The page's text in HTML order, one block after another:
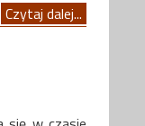
Czytaj dalej...